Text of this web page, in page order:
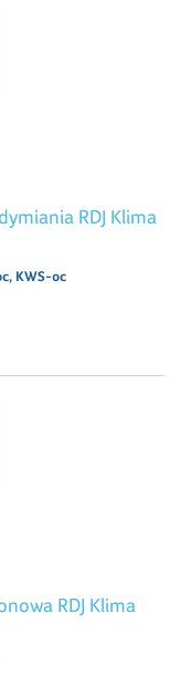
RDJ Klima
KWS-oc
RDJ Klima